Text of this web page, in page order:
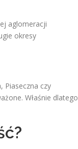
aglomeracji
okresy
Piaseczna czy
Właśnie dlatego